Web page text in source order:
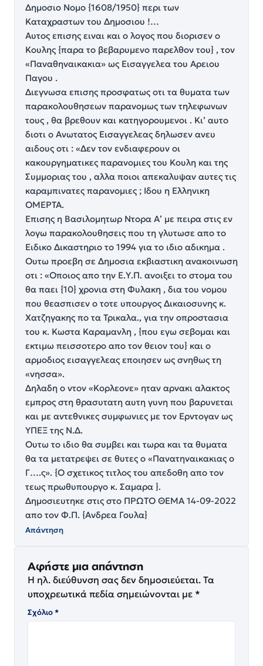
Δημοσιο Νομο {1608/1950} περι των
Καταχραστων του Δημοσιου !…
Αυτος επισης ειναι και ο λογος που διορισεν ο
Κουλης {παρα το βεβαρυμενο παρελθον του} , τον
«Παναθηναικακια» ως Εισαγγελεα του Αρειου
Παγου .
Διεγνωσα επισης προσφατως οτι τα θυματα των
παρακολουθησεων παρανομως των τηλεφωνων
τους , θα βρεθουν και κατηγορουμενοι . Κι’ αυτο
διοτι ο Ανωτατος Εισαγγελεας δηλωσεν ανευ
αιδους οτι : «Δεν τον ενδιαφερουν οι
κακουργηματικες παρανομιες του Κουλη και της
Συμμοριας του , αλλα ποιοι απεκαλυψαν αυτες τις
καραμπινατες παρανομιες ; Ιδου η Ελληνικη
ΟΜΕΡΤΑ.
Επισης η Βασιλομητωρ Ντορα Α’ με πειρα στις εν
λογω παρακολουθησεις που τη γλυτωσε απο το
Ειδικο Δικαστηριο το 1994 για το ιδιο αδικημα .
Ουτω προεβη σε Δημοσια εκβιαστικη ανακοινωση
οτι : «Οποιος απο την Ε.Υ.Π. ανοιξει το στομα του
θα παει {10} χρονια στη Φυλακη , δια του νομου
που θεασπισεν ο τοτε υπουργος Δικαιοσυνης κ.
Χατζηγακης πο τα Τρικαλα., για την οπροστασια
του κ. Κωστα Καραμανλη , {που εγω σεβομαι και
εκτιμω πεισσοτερο απο τον θειον του} και ο
αρμοδιος εισαγγελεας εποιησεν ως σνηθως τη
«νησσα».
Δηλαδη ο ντον «Κορλεονε» ηταν αρνακι αλακτος
εμπρος στη θρασυτατη αυτη γυνη που βαρυνεται
και με αντεθνικες συμφωνιες με τον Ερντογαν ως
ΥΠΕΞ της Ν.Δ.
Ουτω το ιδιο θα συμβει και τωρα και τα θυματα
θα τα μετατρεψει σε θυτες ο «Πανατηναικακιας ο
Γ….ς». {Ο σχετικος τιτλος του απεδοθη απο τον
τεως πρωθυπουργο κ. Σαμαρα }.
Δημοσιευτηκε στις στο ΠΡΩΤΟ ΘΕΜΑ 14-09-2022
απο τον Φ.Π. {Ανδρεα Γουλα}
Απάντηση
Αφήστε μια απάντηση
Η ηλ. διεύθυνση σας δεν δημοσιεύεται. Τα
υποχρεωτικά πεδία σημειώνονται με *
Σχόλιο*